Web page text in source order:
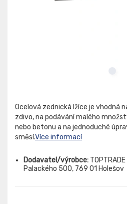
Ocelová zednická lžíce je vhodná
zdivo, na podávání malého
nebo betonu a na jednoduché
směsí.Více informací
Dodavatel/výrobce:
Palackého 500, 769 01 Holešov